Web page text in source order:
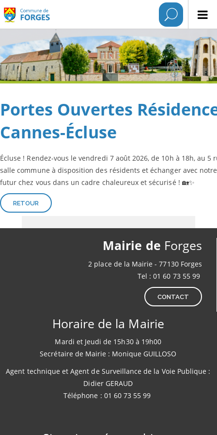
Portes Ouvertes
Cannes-Écluse
Écluse ! Rendez-vous le vendredi 7 août 2026, de 10h à 18h, au
salle commune à disposition des résidents et échanger avec
futur chez vous dans un cadre chaleureux et sécurisé ! 🏡✨
RETOUR
Mairie de Forges
2 place de la Mairie - 77130 Forges
Tel : 01 60 73 55 99
CONTACT
Horaire de la Mairie
Mardi et Jeudi de 15h30 à 19h00
Secrétaire de Mairie : Monique GUILLOSO
Agent technique et Agent de Surveillance de la Voie Publique :
Didier GERAUD
Téléphone : 01 60 73 55 99